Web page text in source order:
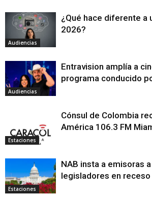
Audiencias
¿Qué hace diferente a
2026?
Audiencias
Entravision amplía a
programa conducido
Estaciones
Cónsul de Colombia
América 106.3 FM
Estaciones
NAB insta a emisoras
legisladores en receso